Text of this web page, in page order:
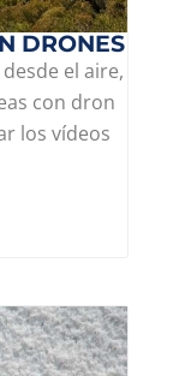
DRONES
el aire,
con dron
los vídeos